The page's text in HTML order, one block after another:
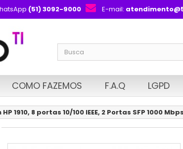
(51) 3092-9000 E-mail:
COMO FAZEMOS F.A.Q LGPD
1910, 8 portas 10/100 IEEE, 2 Portas SFP 1000